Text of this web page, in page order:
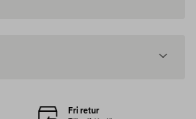
Fri retur